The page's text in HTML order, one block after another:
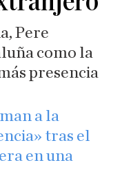
Pere
como la
presencia
a la
tras el
en una